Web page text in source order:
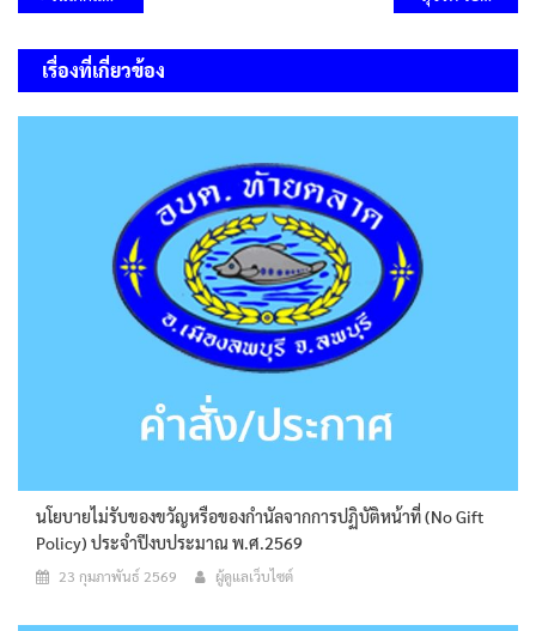
เรื่อง
เรื่องที่เกี่ยวข้อง
นโยบายไม่รับของขวัญหรือของกำนัลจากการปฏิบัติหน้าที่ (No Gift
Policy) ประจำปีงบประมาณ พ.ศ.2569
23 กุมภาพันธ์ 2569 ผู้ดูแลเว็บไซต์